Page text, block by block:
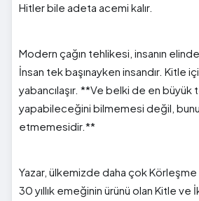
Hitler bile adeta acemi kalır.
Modern çağın tehlikesi, insanın
İnsan tek başınayken insandır. Kitle
yabancılaşır. **Ve belki de en büyük
yapabileceğini bilmemesi değil,
etmemesidir.**
Yazar, ülkemizde daha çok Körleşme
30 yıllık emeğinin ürünü olan Kitle ve